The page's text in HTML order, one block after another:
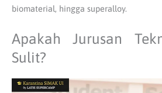
biomaterial, hingga superalloy.
Apakah Jurusan
Sulit?